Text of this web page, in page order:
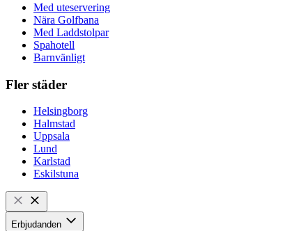
Med uteservering
Nära Golfbana
Med Laddstolpar
Spahotell
Barnvänligt
Fler städer
Helsingborg
Halmstad
Uppsala
Lund
Karlstad
Eskilstuna
Erbjudanden